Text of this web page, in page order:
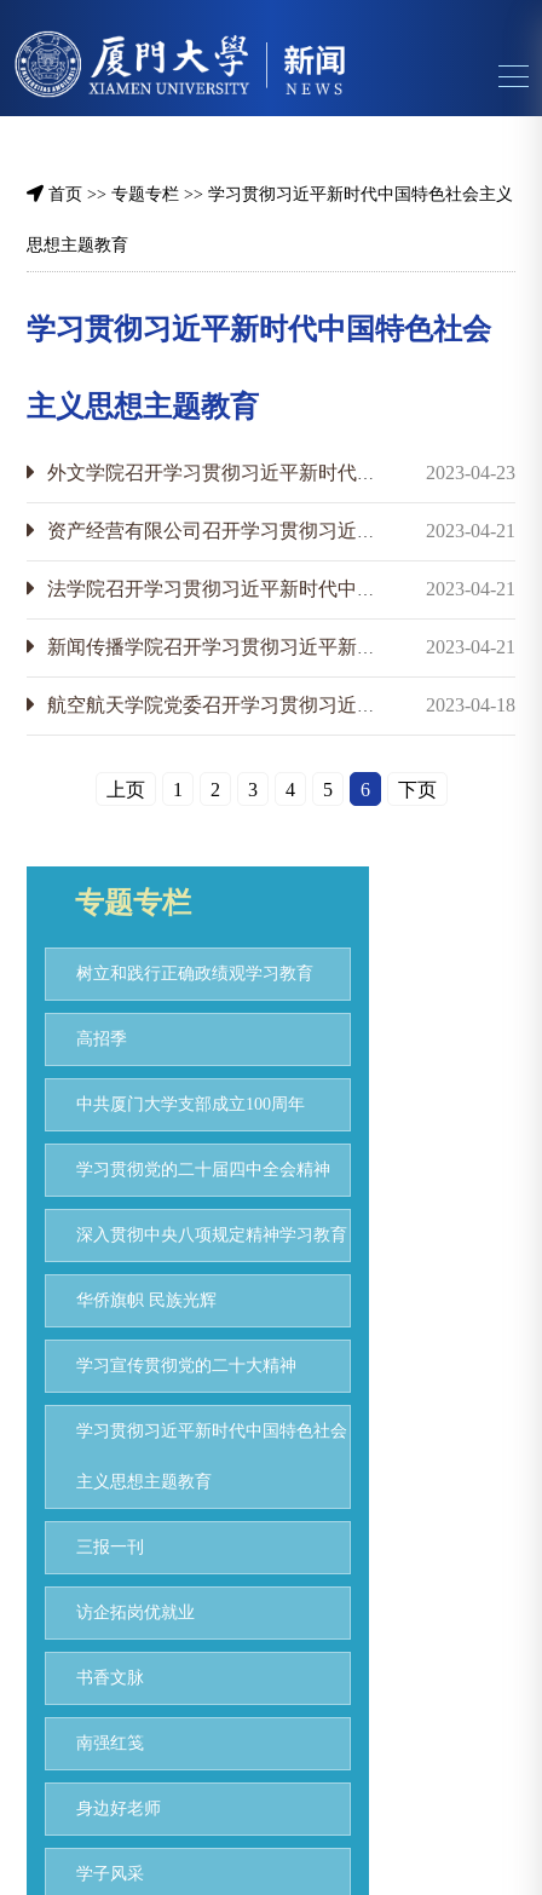
首页 >>专题专栏 >>学习贯彻习近平新时代中国特色社会主义
思想主题教育
学习贯彻习近平新时代中国特色社会
主义思想主题教育
外文学院召开学习贯彻习近平新时代中国特色社会主义思想主题教育动员会 2023-04-23
资产经营有限公司召开学习贯彻习近平新时代中国特色社会主义思想主题教育动员会议 2023-04-21
​法学院召开学习贯彻习近平新时代中国特色社会主义思想主题教育动员会议暨主题教育首场专家报告会 2023-04-21
新闻传播学院召开学习贯彻习近平新时代中国特色社会主义思想主题教育动员会议 2023-04-21
航空航天学院党委召开学习贯彻习近平新时代中国特色社会主义思想主题教育动员会议 2023-04-18
上页 1 2 3 4 5 6 下页
专题专栏
树立和践行正确政绩观学习教育
高招季
中共厦门大学支部成立100周年
学习贯彻党的二十届四中全会精神
深入贯彻中央八项规定精神学习教育
华侨旗帜 民族光辉
学习宣传贯彻党的二十大精神
学习贯彻习近平新时代中国特色社会
主义思想主题教育
三报一刊
访企拓岗优就业
书香文脉
南强红笺
身边好老师
学子风采